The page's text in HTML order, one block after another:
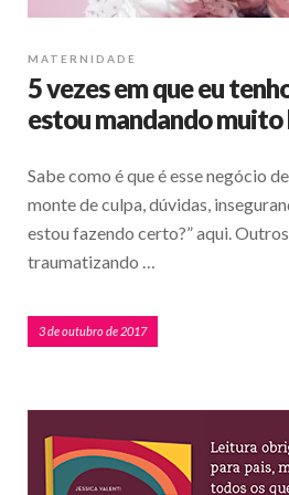
MATERNIDADE
5 vezes em que eu
estou mandando muito
Sabe como é que é esse negócio
monte de culpa, dúvidas,
estou fazendo certo?” aqui.
traumatizando …
3 de outubro de 2017